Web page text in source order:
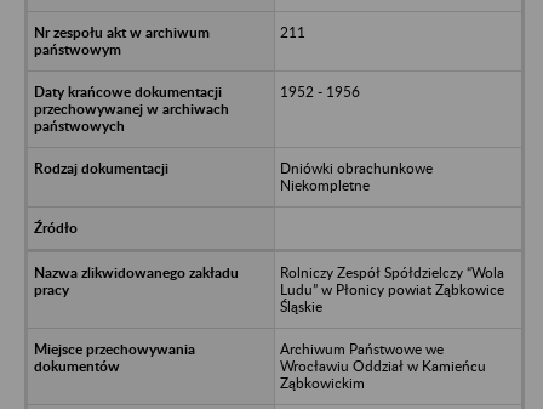
211
1952 - 1956
Dniówki obrachunkowe
Niekompletne
Rolniczy Zespół Spółdzielczy “Wola
Ludu” w Płonicy powiat Ząbkowice
Śląskie
Archiwum Państwowe we
Wrocławiu Oddział w Kamieńcu
Ząbkowickim